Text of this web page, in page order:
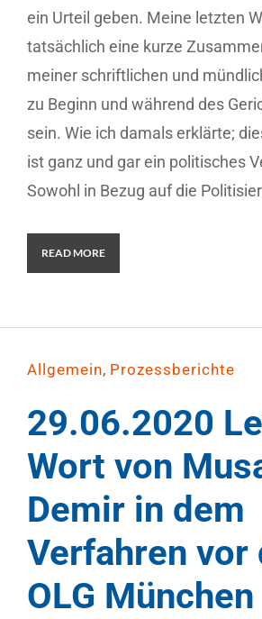
ein Urteil geben. Meine letzten
tatsächlich eine kurze
meiner schriftlichen und
zu Beginn und während des
sein. Wie ich damals erklärte;
ist ganz und gar ein politisches
Sowohl in Bezug auf die
READ MORE
Allgemein, Prozessberichte
29.06.2020
Wort von
Demir in dem
Verfahren vor
OLG München